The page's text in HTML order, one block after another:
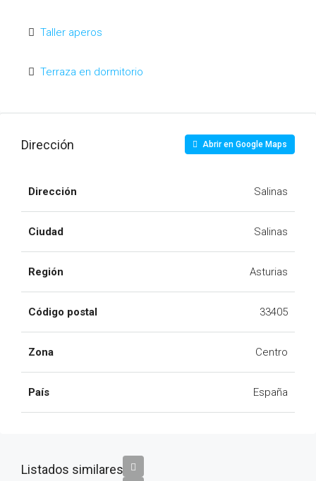
Taller aperos
Terraza en dormitorio
Dirección Abrir en Google Maps
Dirección Salinas
Ciudad Salinas
Región Asturias
Código postal 33405
Zona Centro
País España
Listados similares